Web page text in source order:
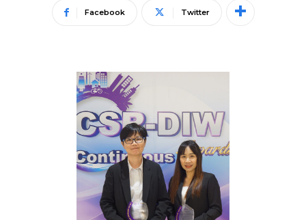
Facebook Twitter